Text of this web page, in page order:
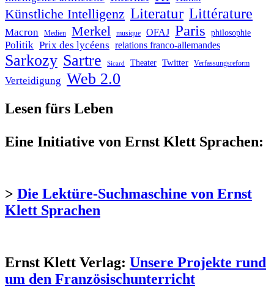
Künstliche Intelligenz Literatur Littérature
Macron Medien Merkel musique OFAJ Paris philosophie
Politik Prix des lycéens relations franco-allemandes
Sarkozy Sartre Sicard Theater Twitter Verfassungsreform
Verteidigung Web 2.0
Lesen fürs Leben
Eine Initiative von Ernst Klett Sprachen:
> Die Lektüre-Suchmaschine von Ernst
Klett Sprachen
Ernst Klett Verlag: Unsere Projekte rund
um den Französischunterricht